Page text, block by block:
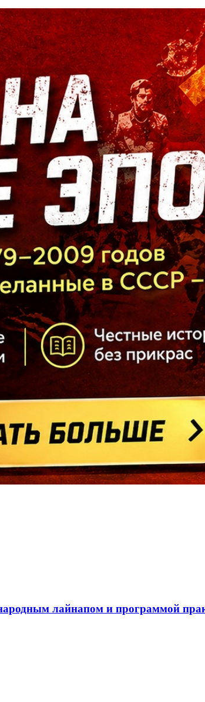
лайнапом и программой